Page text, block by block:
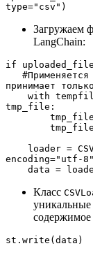
type="csv")
Загружаем
LangChain:
if
принимает
tmp_file:
encoding="utf-
data =
Класс
уникальные
st.write(data)